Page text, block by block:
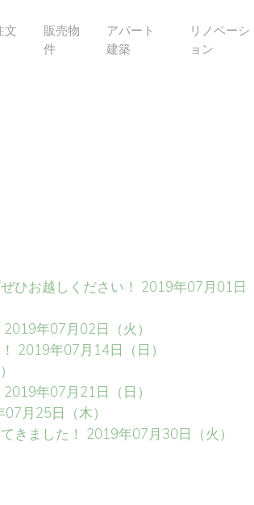
文
販売物
件
アパート
建築
リノベーシ
ョン
ひお越しください！ 2019年07月01日
2019年07月02日（火）
2019年07月14日（日）
2019年07月21日（日）
月25日（木）
きました！ 2019年07月30日（火）